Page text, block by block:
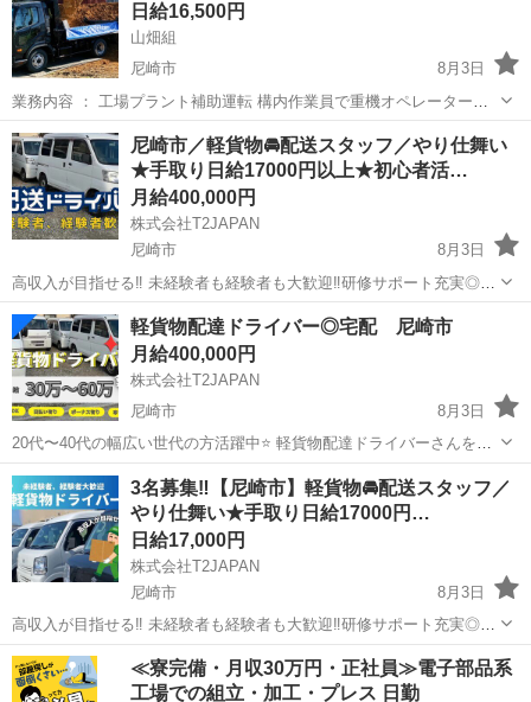
作業している工場...日給16,500円
山畑組
尼崎市
8月3日
業務内容 ： 工場プラント補助運転 構内作業員で重機オペレーター・
車両運転手 （10t.4t.散水車）・フォーリフト・手元作業等のお仕事で
す。 【主な仕事内容】 • 油圧ショベル、ホイルローダーにて10t車等に
積み込み作業 ...
兵庫 尼崎市 その他 重機
尼崎市／軽貨物🚘配送スタッフ／やり仕舞い
★手取り日給17000円以上★初心者活…
月給400,000円
株式会社T2JAPAN
尼崎市
8月3日
高収入が目指せる‼️ 未経験者も経験者も大歓迎‼︎研修サポート充実◎
━━━▼▽働くPOINT‼️▽▼━━━ ⭐️即日採用・勤務可能！ ⭐️最安車両
リース完備！他社様とは比べ物にならない最安値&車両サポート体制が
充実...
兵庫 尼崎市 物流 スタッフ
軽貨物配達ドライバー◎宅配 尼崎市
月給400,000円
株式会社T2JAPAN
尼崎市
8月3日
20代〜40代の幅広い世代の方活躍中⭐️ 軽貨物配達ドライバーさんを募
集しています！ ※即日勤務も可 【お仕事詳細】 主に一般のお客様が
通販で買われた衣料品や雑貨といったお荷物を、 住宅地まで軽自動車
に乗ってお...
兵庫 尼崎市 物流 貨物
3名募集‼︎【尼崎市】軽貨物🚘配送スタッフ／
やり仕舞い★手取り日給17000円…
日給17,000円
株式会社T2JAPAN
尼崎市
8月3日
高収入が目指せる‼️ 未経験者も経験者も大歓迎‼︎研修サポート充実◎
━━━▼▽働くPOINT‼️▽▼━━━ ⭐️即日採用・勤務可能！ ⭐️最安車両
リース完備！他社様とは比べ物にならない最安値&車両サポート体制が
充実...
兵庫 尼崎市 ドライバー スタッフ
≪寮完備・月収30万円・正社員≫電子部品系
工場での組立・加工・プレス 日勤